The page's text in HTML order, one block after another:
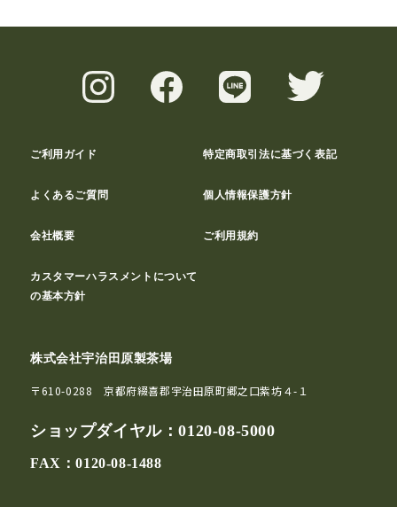
ご利用ガイド 特定商取引法に基づく表記
よくあるご質問 個人情報保護方針
会社概要 ご利用規約
カスタマーハラスメントについて
の基本方針
株式会社宇治田原製茶場
〒610-0288 京都府綴喜郡宇治田原町郷之口紫坊４-１
ショップダイヤル：0120-08-5000
FAX：0120-08-1488